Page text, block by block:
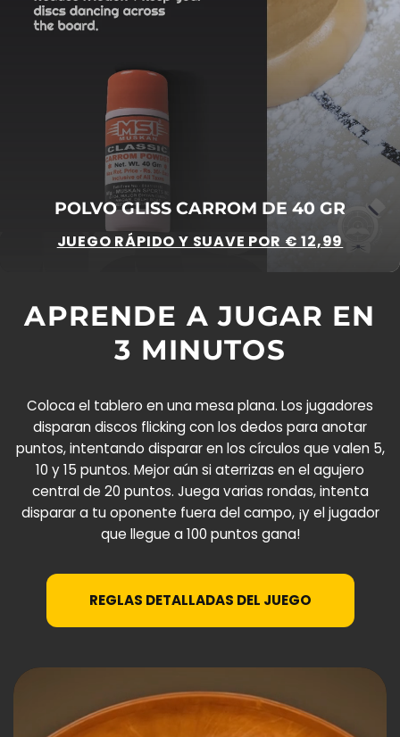
POLVO GLISS CARROM DE 40 GR
JUEGO RÁPIDO Y SUAVE POR € 12,99
APRENDE A JUGAR EN
3 MINUTOS
Coloca el tablero en una mesa plana. Los jugadores
disparan discos flicking con los dedos para anotar
puntos, intentando disparar en los círculos que valen 5,
10 y 15 puntos. Mejor aún si aterrizas en el agujero
central de 20 puntos. Juega varias rondas, intenta
disparar a tu oponente fuera del campo, ¡y el jugador
que llegue a 100 puntos gana!
REGLAS DETALLADAS DEL JUEGO